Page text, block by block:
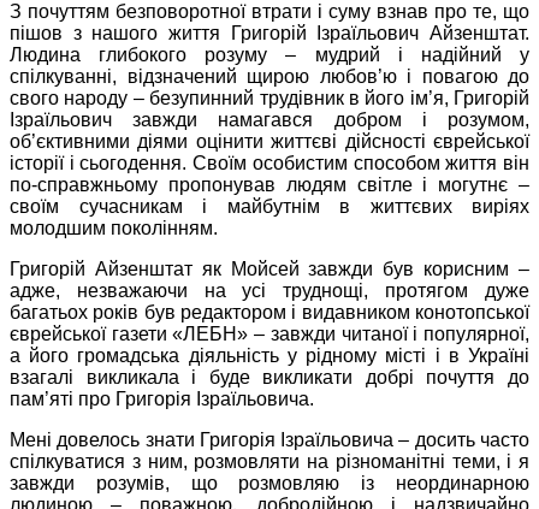
З почуттям безповоротної втрати і суму взнав про те, що
пішов з нашого життя Григорій Ізраїльович Айзенштат.
Людина глибокого розуму – мудрий і надійний у
спілкуванні, відзначений щирою любов’ю і повагою до
свого народу – безупинний трудівник в його ім’я, Григорій
Ізраїльович завжди намагався добром і розумом,
об’єктивними діями оцінити життєві дійсності єврейської
історії і сьогодення. Своїм особистим способом життя він
по-справжньому пропонував людям світле і могутнє –
своїм сучасникам і майбутнім в життєвих виріях
молодшим поколінням.
Григорій Айзенштат як Мойсей завжди був корисним –
адже, незважаючи на усі труднощі, протягом дуже
багатьох років був редактором і видавником конотопської
єврейської газети «ЛЕБН» – завжди читаної і популярної,
а його громадська діяльність у рідному місті і в Україні
взагалі викликала і буде викликати добрі почуття до
пам’яті про Григорія Ізраїльовича.
Мені довелось знати Григорія Ізраїльовича – досить часто
спілкуватися з ним, розмовляти на різноманітні теми, і я
завжди розумів, що розмовляю із неординарною